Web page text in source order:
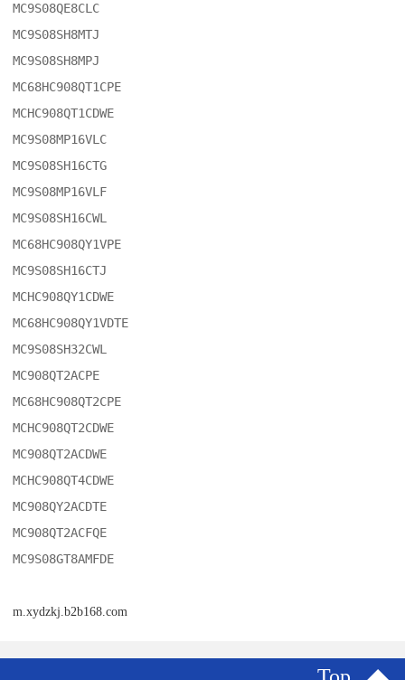
MC9S08QE8CLC
MC9S08SH8MTJ
MC9S08SH8MPJ
MC68HC908QT1CPE
MCHC908QT1CDWE
MC9S08MP16VLC
MC9S08SH16CTG
MC9S08MP16VLF
MC9S08SH16CWL
MC68HC908QY1VPE
MC9S08SH16CTJ
MCHC908QY1CDWE
MC68HC908QY1VDTE
MC9S08SH32CWL
MC908QT2ACPE
MC68HC908QT2CPE
MCHC908QT2CDWE
MC908QT2ACDWE
MCHC908QT4CDWE
MC908QY2ACDTE
MC908QT2ACFQE
MC9S08GT8AMFDE
m.xydzkj.b2b168.com